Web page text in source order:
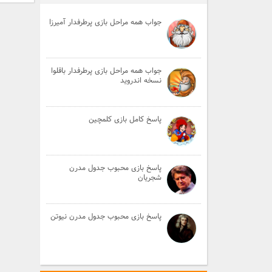
جواب همه مراحل بازی پرطرفدار آمیرزا
جواب همه مراحل بازی پرطرفدار باقلوا
نسخه اندروید
پاسخ کامل بازی کلمچین
پاسخ بازی محبوب جدول مدرن
شجریان
پاسخ بازی محبوب جدول مدرن نیوتن